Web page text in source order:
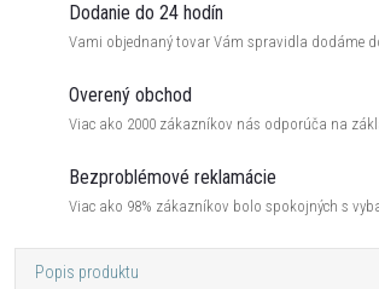
Dodanie do 24 hodín
Vami objednaný tovar Vám spravidla dodáme
Overený obchod
Viac ako 2000 zákazníkov nás odporúča na
Bezproblémové reklamácie
Viac ako 98% zákazníkov bolo spokojných s
Popis produktu